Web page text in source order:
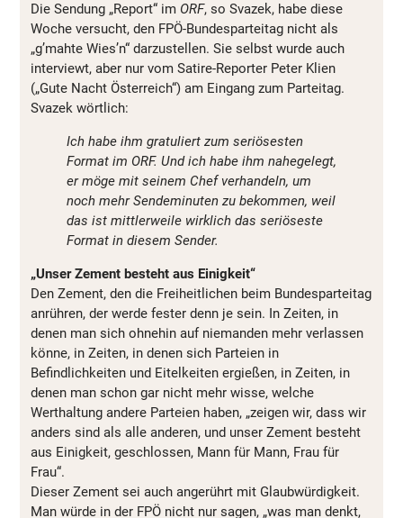
Die Sendung „Report“ im ORF, so Svazek, habe diese
Woche versucht, den FPÖ-Bundesparteitag nicht als
„g’mahte Wies’n“ darzustellen. Sie selbst wurde auch
interviewt, aber nur vom Satire-Reporter Peter Klien
(„Gute Nacht Österreich“) am Eingang zum Parteitag.
Svazek wörtlich:
Ich habe ihm gratuliert zum seriösesten
Format im ORF. Und ich habe ihm nahegelegt,
er möge mit seinem Chef verhandeln, um
noch mehr Sendeminuten zu bekommen, weil
das ist mittlerweile wirklich das seriöseste
Format in diesem Sender.
„Unser Zement besteht aus Einigkeit“
Den Zement, den die Freiheitlichen beim Bundesparteitag
anrühren, der werde fester denn je sein. In Zeiten, in
denen man sich ohnehin auf niemanden mehr verlassen
könne, in Zeiten, in denen sich Parteien in
Befindlichkeiten und Eitelkeiten ergießen, in Zeiten, in
denen man schon gar nicht mehr wisse, welche
Werthaltung andere Parteien haben, „zeigen wir, dass wir
anders sind als alle anderen, und unser Zement besteht
aus Einigkeit, geschlossen, Mann für Mann, Frau für
Frau“.
Dieser Zement sei auch angerührt mit Glaubwürdigkeit.
Man würde in der FPÖ nicht nur sagen, „was man denkt,